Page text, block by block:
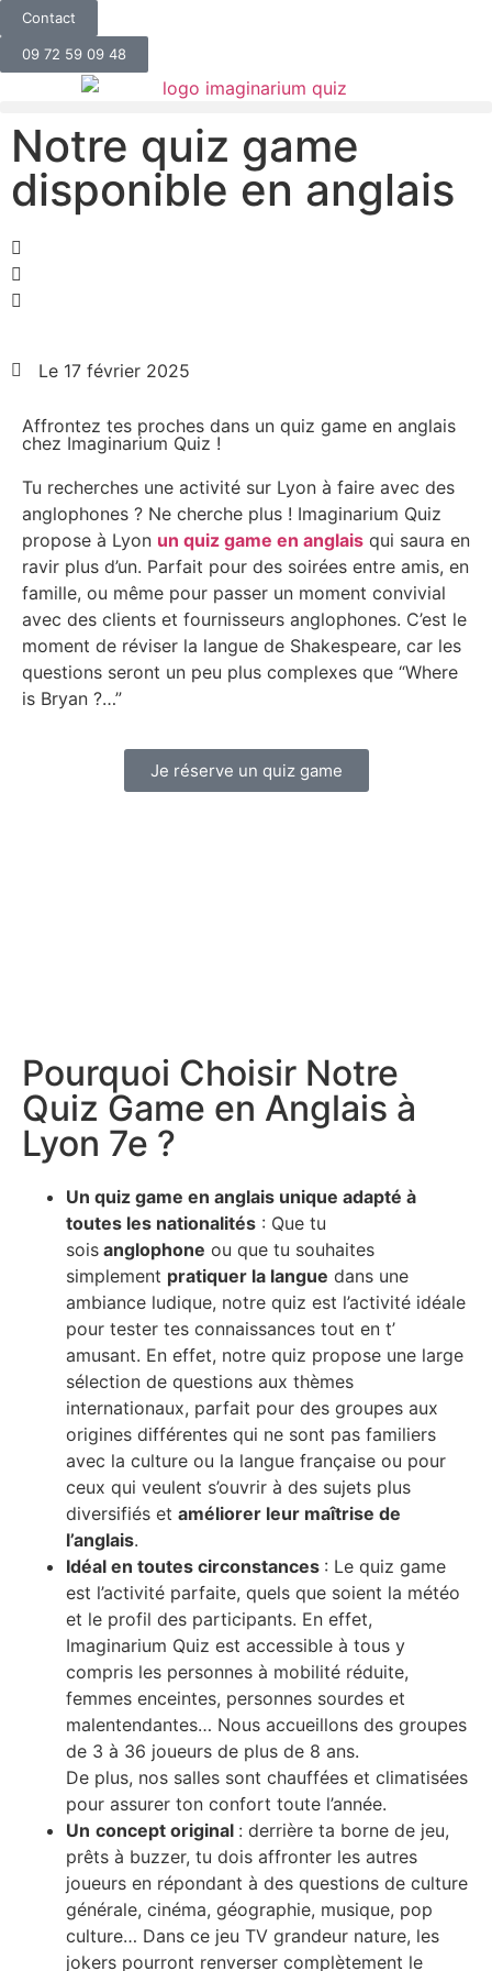
Contact
09 72 59 09 48
Notre quiz game
disponible en anglais
Le 17 février 2025
Affrontez tes proches dans un quiz game en anglais
chez Imaginarium Quiz !
Tu recherches une activité sur Lyon à faire avec des
anglophones ? Ne cherche plus ! Imaginarium Quiz
propose à Lyon un quiz game en anglais qui saura en
ravir plus d’un. Parfait pour des soirées entre amis, en
famille, ou même pour passer un moment convivial
avec des clients et fournisseurs anglophones. C’est le
moment de réviser la langue de Shakespeare, car les
questions seront un peu plus complexes que “Where
is Bryan ?…”
Je réserve un quiz game
Pourquoi Choisir Notre
Quiz Game en Anglais à
Lyon 7e ?
Un quiz game en anglais unique adapté à
toutes les nationalités : Que tu
sois anglophone ou que tu souhaites
simplement pratiquer la langue dans une
ambiance ludique, notre quiz est l’activité idéale
pour tester tes connaissances tout en t’
amusant. En effet, notre quiz propose une large
sélection de questions aux thèmes
internationaux, parfait pour des groupes aux
origines différentes qui ne sont pas familiers
avec la culture ou la langue française ou pour
ceux qui veulent s’ouvrir à des sujets plus
diversifiés et améliorer leur maîtrise de
l’anglais.
Idéal en toutes circonstances : Le quiz game
est l’activité parfaite, quels que soient la météo
et le profil des participants. En effet,
Imaginarium Quiz est accessible à tous y
compris les personnes à mobilité réduite,
femmes enceintes, personnes sourdes et
malentendantes… Nous accueillons des groupes
de 3 à 36 joueurs de plus de 8 ans.
De plus, nos salles sont chauffées et climatisées
pour assurer ton confort toute l’année.
Un concept original : derrière ta borne de jeu,
prêts à buzzer, tu dois affronter les autres
joueurs en répondant à des questions de culture
générale, cinéma, géographie, musique, pop
culture… Dans ce jeu TV grandeur nature, les
jokers pourront renverser complètement le